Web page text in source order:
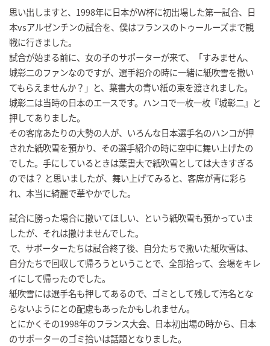
思い出しますと、1998年に日本がＷ杯に初出場した第一試合、日
本vsアルゼンチンの試合を、僕はフランスのトゥールーズまで観
戦に行きました。
試合が始まる前に、女の子のサポーターが来て、「すみません、
城彰二のファンなのですが、選手紹介の時に一緒に紙吹雪を撒い
てもらえませんか？」と、葉書大の青い紙の束を渡されました。
城彰二は当時の日本のエースです。ハンコで一枚一枚『城彰二』と
押してありました。
その客席あたりの大勢の人が、いろんな日本選手名のハンコが押
された紙吹雪を預かり、その選手紹介の時に空中に舞い上げたの
でした。手にしているときは葉書大で紙吹雪としては大きすぎる
のでは？ と思いましたが、舞い上げてみると、客席が青に彩ら
れ、本当に綺麗で華やかでした。
試合に勝った場合に撒いてほしい、という紙吹雪も預かっていま
したが、それは撒けませんでした。
で、サポーターたちは試合終了後、自分たちで撒いた紙吹雪は、
自分たちで回収して帰ろうということで、全部拾って、会場をキレ
イにして帰ったのでした。
紙吹雪には選手名も押してあるので、ゴミとして残して汚名とな
らないようにとの配慮もあったかもしれません。
とにかくその1998年のフランス大会、日本初出場の時から、日本
のサポーターのゴミ拾いは話題となりました。